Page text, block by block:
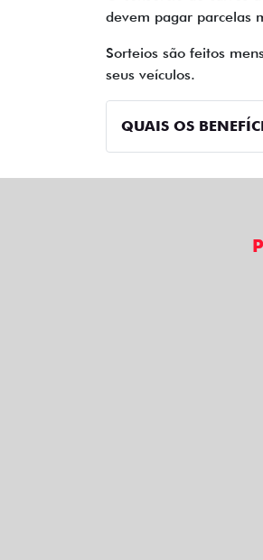
devem pagar parcelas
Sorteios são feitos
seus veículos.
QUAIS OS